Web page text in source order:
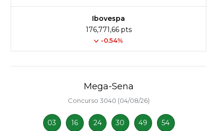
Ibovespa
176,771,66 pts
-0.54%
Mega-Sena
Concurso 3040 (04/08/26)
03 16 24 30 49 54